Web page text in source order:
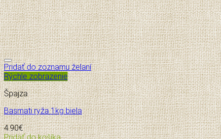
Pridať do zoznamu želaní
Rýchle zobrazenie
Špajza
Basmati ryža 1kg biela
4.90€